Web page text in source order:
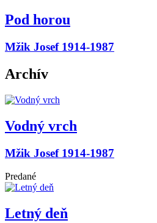
Pod horou
Mžik Josef 1914-1987
Archív
Vodný vrch
Mžik Josef 1914-1987
Predané
Letný deň